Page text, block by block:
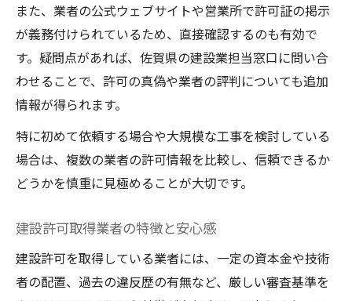
また、業者の公式ウェブサイトや営業所で許可証の掲示
が義務付けられているため、直接確認するのも有効で
す。疑問点があれば、佐賀県の建設業担当窓口に問い合
わせることで、許可の真偽や業者の評判についても追加
情報が得られます。
特に初めて依頼する場合や大規模な工事を検討している
場合は、複数の業者の許可情報を比較し、信頼できるか
どうかを慎重に見極めることが大切です。
建設許可取得業者の特徴と安心感
建設許可を取得している業者には、一定の資本金や技術
者の配置、過去の違反歴の有無など、厳しい審査基準を